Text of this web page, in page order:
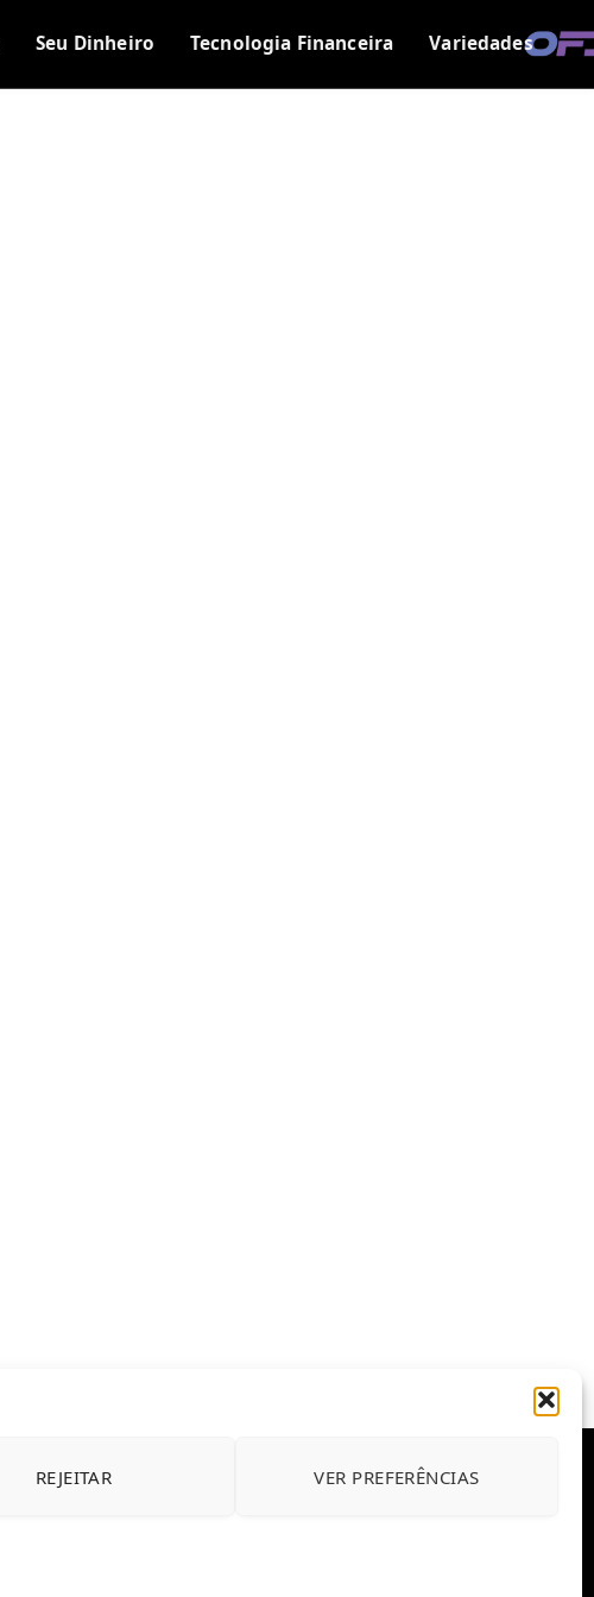
REJEITAR VER PREFERÊNCIAS
Seu Dinheiro Tecnologia Financeira Variedades